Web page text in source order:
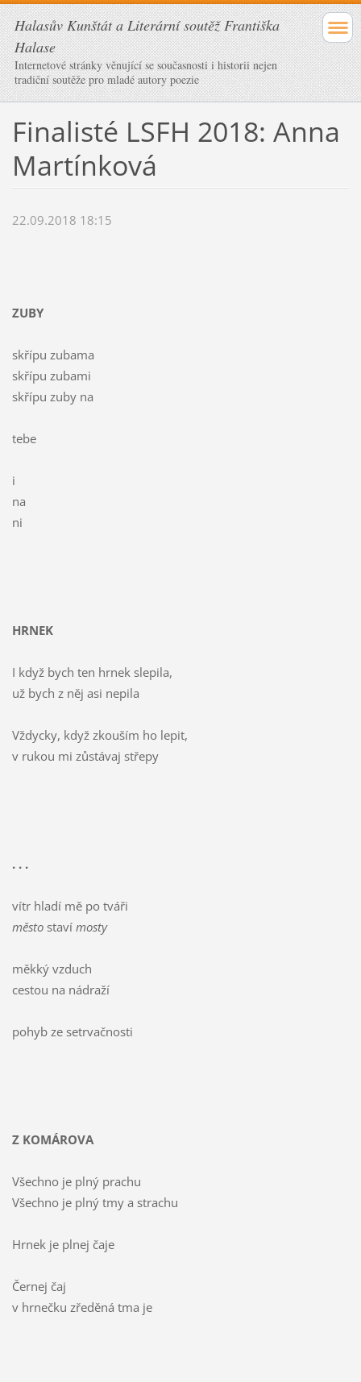
Halasův Kunštát a Literární soutěž Františka
Halase
Internetové stránky věnující se současnosti i historii nejen
tradiční soutěže pro mladé autory poezie
Finalisté LSFH 2018: Anna
Martínková
22.09.2018 18:15
ZUBY
skřípu zubama
skřípu zubami
skřípu zuby na
tebe
i
na
ni
HRNEK
I když bych ten hrnek slepila,
už bych z něj asi nepila
Vždycky, když zkouším ho lepit,
v rukou mi zůstávaj střepy
. . .
vítr hladí mě po tváři
městostaví mosty
měkký vzduch
cestou na nádraží
pohyb ze setrvačnosti
Z KOMÁROVA
Všechno je plný prachu
Všechno je plný tmy a strachu
Hrnek je plnej čaje
Černej čaj
v hrnečku zředěná tma je